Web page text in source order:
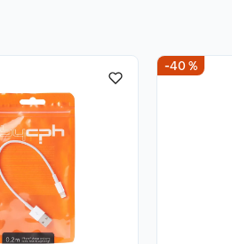
-40 %